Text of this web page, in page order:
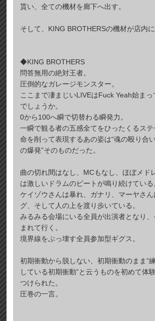
貰い、全ての機材を廊下へ出す。
そして、KING BROTHERSの機材が店内に
◆KING BROTHERS
問答無用の絶対王者。
圧倒的なガレージモンスター。
ここまで凄まじいLIVEはFuck Yeah始ま
でしょうか。
0から100へ瞬で切替わる瞬発力。
一瞬で観る者の五感全てをひったくるステ
命を削って表現するあの姿は“魂の殴り合
の爆発”そのものだった。
曲の切れ間はなし、MCもなし、ほぼメド
は激しいドラムのビートが鳴り続けている
ケイゾウさんは暴れ、ガナリ、マーヤさ
グ、そして人の上を渡り歩いている。
みるみる会場にいる全員が出演者となり
まれて行く。
境界線をぶっ壊す全員参加型ギグス。
初期衝動から脱しない、初期衝動のまま“
している初期衝動”と云うものを初めて体
つけられた。
圧巻の一言。